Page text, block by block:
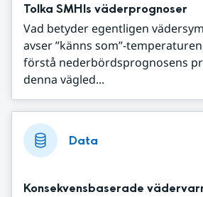
Tolka SMHIs väderprognoser
Vad betyder egentligen
avser ”känns som”-
förstå nederbördsprognosens
denna vägled...
Data
Konsekvensbaserade